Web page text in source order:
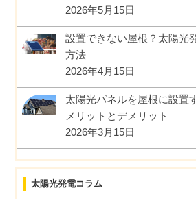
2026年5月15日
設置できない屋根？太陽光
方法
2026年4月15日
太陽光パネルを屋根に設置
メリットとデメリット
2026年3月15日
太陽光発電コラム